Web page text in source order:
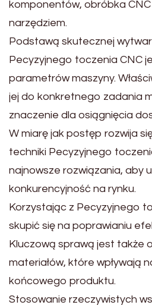
komponentów, obróbka
narzędziem.
Podstawą skutecznej
Pecyzyjnego toczenia CNC
parametrów maszyny.
jej do konkretnego zadania
znaczenie dla osiągnięcia
W miarę jak postęp rozwija
techniki Pecyzyjnego
najnowsze rozwiązania, aby
konkurencyjność na rynku.
Korzystając z Pecyzyjnego
skupić się na poprawianiu
Kluczową sprawą jest także
materiałów, które wpływają
końcowego produktu.
Stosowanie rzeczywistych